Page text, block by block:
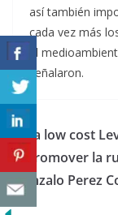
así también
cada vez más
el
señalaron.
La low cost
promover la
Gonzalo Perez